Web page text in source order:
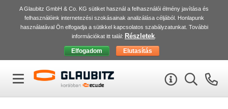
A Glaubitz GmbH & Co. KG sütiket használ a felhasználói élmény javítása és
felhasználóink internetezési szokásainak analizálása céljából. Honlapunk
használatával Ön elfogadja a sütikkel kapcsolatos szabályzatunkat. További
információkat itt talál: Részletek